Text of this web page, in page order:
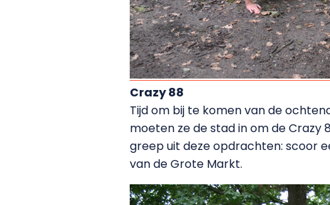
Crazy 88
Tijd om bij te komen van de
moeten ze de stad in om de Crazy
greep uit deze opdrachten: scoor
van de Grote Markt.